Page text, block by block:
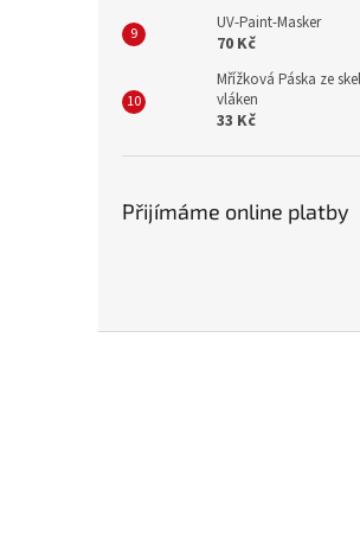
UV-Paint-Masker
70 Kč
Mřížková Páska ze
vláken
33 Kč
Přijímáme online platby